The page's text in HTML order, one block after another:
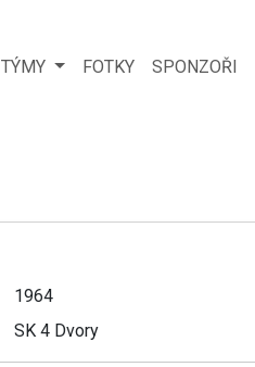
TÝMY FOTKY SPONZOŘI
1964
SK 4 Dvory